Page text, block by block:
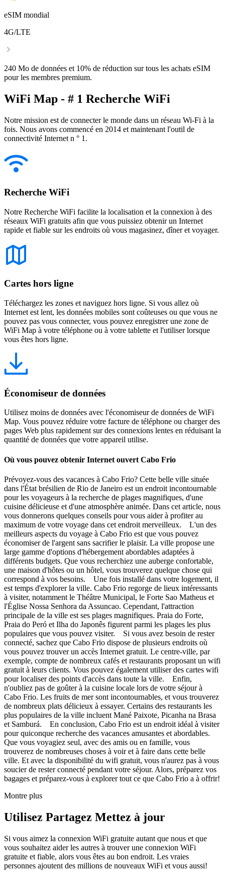
eSIM mondial
4G/LTE
240 Mo de données et 10% de réduction sur tous les achats eSIM
pour les membres premium.
WiFi Map - # 1 Recherche WiFi
Notre mission est de connecter le monde dans un réseau Wi-Fi à la
fois. Nous avons commencé en 2014 et maintenant l'outil de
connectivité Internet n ° 1.
Recherche WiFi
Notre Recherche WiFi facilite la localisation et la connexion à des
réseaux WiFi gratuits afin que vous puissiez obtenir un Internet
rapide et fiable sur les endroits où vous magasinez, dîner et voyager.
Cartes hors ligne
Téléchargez les zones et naviguez hors ligne. Si vous allez où
Internet est lent, les données mobiles sont coûteuses ou que vous ne
pouvez pas vous connecter, vous pouvez enregistrer une zone de
WiFi Map à votre téléphone ou à votre tablette et l'utiliser lorsque
vous êtes hors ligne.
Économiseur de données
Utilisez moins de données avec l'économiseur de données de WiFi
Map. Vous pouvez réduire votre facture de téléphone ou charger des
pages Web plus rapidement sur des connexions lentes en réduisant la
quantité de données que votre appareil utilise.
Où vous pouvez obtenir Internet ouvert Cabo Frio
Prévoyez-vous des vacances à Cabo Frio? Cette belle ville située
dans l'État brésilien de Rio de Janeiro est un endroit incontournable
pour les voyageurs à la recherche de plages magnifiques, d'une
cuisine délicieuse et d'une atmosphère animée. Dans cet article, nous
vous donnerons quelques conseils pour vous aider à profiter au
maximum de votre voyage dans cet endroit merveilleux. L'un des
meilleurs aspects du voyage à Cabo Frio est que vous pouvez
économiser de l'argent sans sacrifier le plaisir. La ville propose une
large gamme d'options d'hébergement abordables adaptées à
différents budgets. Que vous recherchiez une auberge confortable,
une maison d'hôtes ou un hôtel, vous trouverez quelque chose qui
correspond à vos besoins. Une fois installé dans votre logement, il
est temps d'explorer la ville. Cabo Frio regorge de lieux intéressants
à visiter, notamment le Théâtre Municipal, le Forte Sao Matheus et
l'Église Nossa Senhora da Assuncao. Cependant, l'attraction
principale de la ville est ses plages magnifiques. Praia do Forte,
Praia do Peró et Ilha do Japonês figurent parmi les plages les plus
populaires que vous pouvez visiter. Si vous avez besoin de rester
connecté, sachez que Cabo Frio dispose de plusieurs endroits où
vous pouvez trouver un accès Internet gratuit. Le centre-ville, par
exemple, compte de nombreux cafés et restaurants proposant un wifi
gratuit à leurs clients. Vous pouvez également utiliser des cartes wifi
pour localiser des points d'accès dans toute la ville. Enfin,
n'oubliez pas de goûter à la cuisine locale lors de votre séjour à
Cabo Frio. Les fruits de mer sont incontournables, et vous trouverez
de nombreux plats délicieux à essayer. Certains des restaurants les
plus populaires de la ville incluent Mané Paixote, Picanha na Brasa
et Samburá. En conclusion, Cabo Frio est un endroit idéal à visiter
pour quiconque recherche des vacances amusantes et abordables.
Que vous voyagiez seul, avec des amis ou en famille, vous
trouverez de nombreuses choses à voir et à faire dans cette belle
ville. Et avec la disponibilité du wifi gratuit, vous n'aurez pas à vous
soucier de rester connecté pendant votre séjour. Alors, préparez vos
bagages et préparez-vous à explorer tout ce que Cabo Frio a à offrir!
Montre plus
Utilisez Partagez Mettez à jour
Si vous aimez la connexion WiFi gratuite autant que nous et que
vous souhaitez aider les autres à trouver une connexion WiFi
gratuite et fiable, alors vous êtes au bon endroit. Les vraies
personnes ajoutent des millions de nouveaux WiFi et vous aussi!